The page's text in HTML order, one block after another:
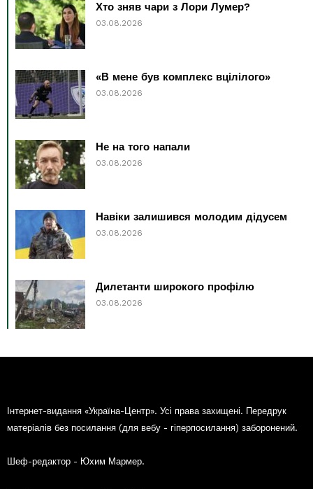
Хто зняв чари з Лори Лумер?
03.08.2026
«В мене був комплекс вцілілого»
03.08.2026
Не на того напали
03.08.2026
Навіки залишився молодим дідусем
03.08.2026
Дилетанти широкого профілю
03.08.2026
Інтернет-видання «Україна-Центр». Усі права захищені. Передрук
матеріалів без посилання (для вебу - гіперпосилання) заборонений.
Шеф-редактор - Юхим Мармер.